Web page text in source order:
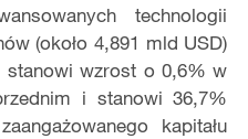
technologii
(około 4,891 mld USD)
stanowi wzrost o 0,6% w
i stanowi 36,7%
kapitału